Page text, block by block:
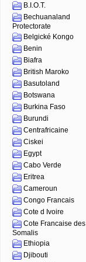
B.I.O.T.
Bechuanaland
Protectorate
Belgické Kongo
Benin
Biafra
British Maroko
Basutoland
Botswana
Burkina Faso
Burundi
Centrafricaine
Ciskei
Egypt
Cabo Verde
Eritrea
Cameroun
Congo Francais
Cote d Ivoire
Cote Francaise des
Somalis
Ethiopia
Djibouti